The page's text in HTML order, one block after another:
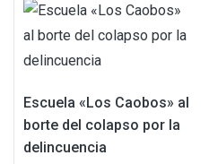
Escuela «Los Caobos» al
borte del colapso por la
delincuencia